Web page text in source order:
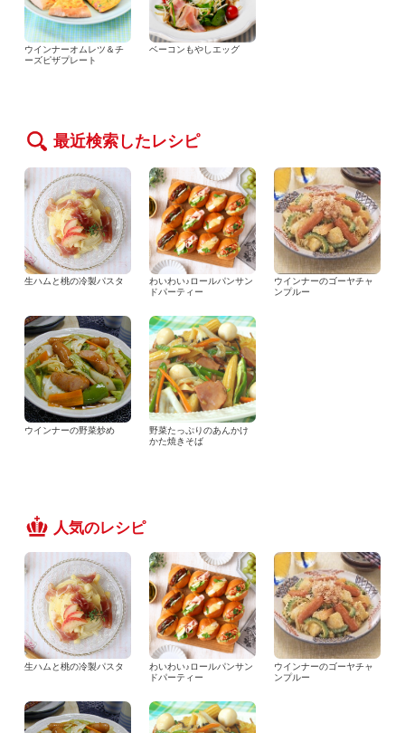
ウインナーオムレツ＆チ
ーズピザプレート
ベーコンもやしエッグ
最近検索したレシピ
生ハムと桃の冷製パスタ
わいわい♪ロールパンサン
ドパーティー
ウインナーのゴーヤチャ
ンプルー
ウインナーの野菜炒め
野菜たっぷりのあんかけ
かた焼きそば
人気のレシピ
生ハムと桃の冷製パスタ
わいわい♪ロールパンサン
ドパーティー
ウインナーのゴーヤチャ
ンプルー